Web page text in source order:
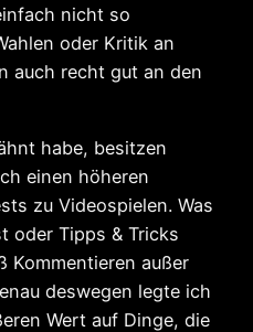
nicht so
oder Kritik an
auch recht gut an den
habe, besitzen
einen höheren
zu Videospielen. Was
oder Tipps & Tricks
Kommentieren außer
deswegen legte ich
Wert auf Dinge, die